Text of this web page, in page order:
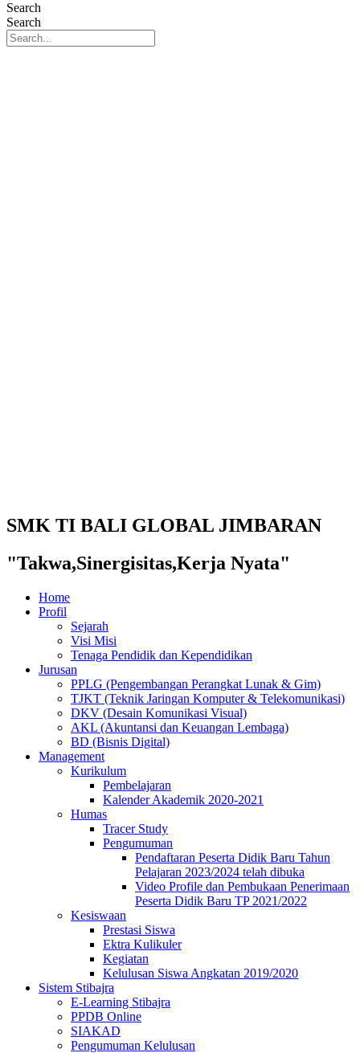
Search
Search
SMK TI BALI GLOBAL JIMBARAN
"Takwa,Sinergisitas,Kerja Nyata"
Home
Profil
Sejarah
Visi Misi
Tenaga Pendidik dan Kependidikan
Jurusan
PPLG (Pengembangan Perangkat Lunak & Gim)
TJKT (Teknik Jaringan Komputer & Telekomunikasi)
DKV (Desain Komunikasi Visual)
AKL (Akuntansi dan Keuangan Lembaga)
BD (Bisnis Digital)
Management
Kurikulum
Pembelajaran
Kalender Akademik 2020-2021
Humas
Tracer Study
Pengumuman
Pendaftaran Peserta Didik Baru Tahun
Pelajaran 2023/2024 telah dibuka
Video Profile dan Pembukaan Penerimaan
Peserta Didik Baru TP 2021/2022
Kesiswaan
Prestasi Siswa
Ektra Kulikuler
Kegiatan
Kelulusan Siswa Angkatan 2019/2020
Sistem Stibajra
E-Learning Stibajra
PPDB Online
SIAKAD
Pengumuman Kelulusan